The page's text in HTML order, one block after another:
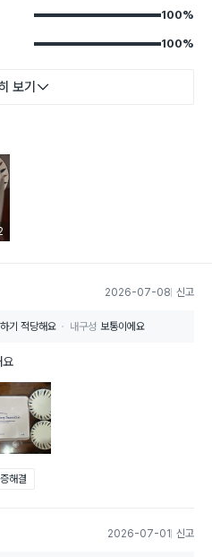
100%
100%
보기
뷰 이미지 등록 개수
2026-07-08 신고
기 적당해요 내구성 보통이에요
요
해결
2026-07-01 신고